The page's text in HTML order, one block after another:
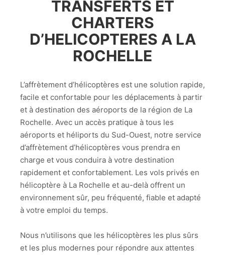
TRANSFERTS ET
CHARTERS
D’HELICOPTERES A LA
ROCHELLE
L’affrètement d’hélicoptères est une solution rapide,
facile et confortable pour les déplacements à partir
et à destination des aéroports de la région de La
Rochelle. Avec un accès pratique à tous les
aéroports et héliports du Sud-Ouest, notre service
d’affrètement d’hélicoptères vous prendra en
charge et vous conduira à votre destination
rapidement et confortablement. Les vols privés en
hélicoptère à La Rochelle et au-delà offrent un
environnement sûr, peu fréquenté, fiable et adapté
à votre emploi du temps.
Nous n’utilisons que les hélicoptères les plus sûrs
et les plus modernes pour répondre aux attentes